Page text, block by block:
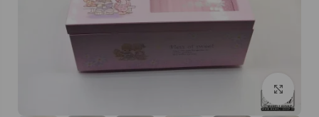
بزرگنمایی تصویر